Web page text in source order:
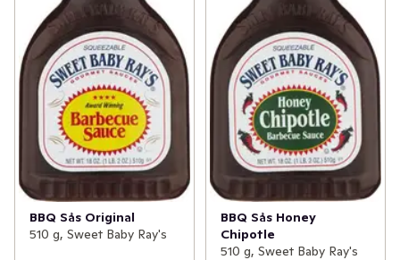
BBQ Sås Original
510 g, Sweet Baby Ray's
BBQ Sås Honey
Chipotle
510 g, Sweet Baby Ray's